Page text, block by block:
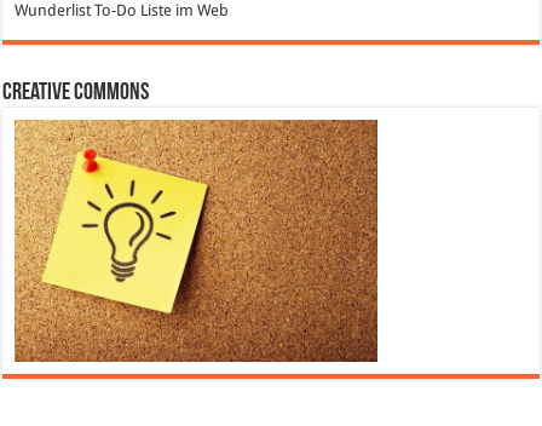
WunderlistTo-Do Liste im Web
Creative Commons